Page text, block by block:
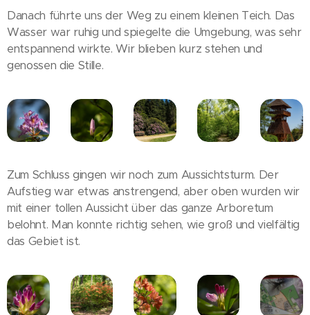
Danach führte uns der Weg zu einem kleinen Teich. Das
Wasser war ruhig und spiegelte die Umgebung, was sehr
entspannend wirkte. Wir blieben kurz stehen und
genossen die Stille.
Zum Schluss gingen wir noch zum Aussichtsturm. Der
Aufstieg war etwas anstrengend, aber oben wurden wir
mit einer tollen Aussicht über das ganze Arboretum
belohnt. Man konnte richtig sehen, wie groß und vielfältig
das Gebiet ist.